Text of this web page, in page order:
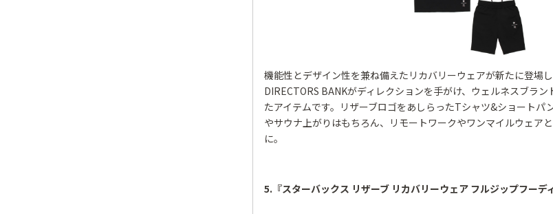
機能性とデザイン性を兼ね備えたリカバリーウェアが新たに登場
DIRECTORS BANKがディレクションを手がけ、ウェルネスブラ
たアイテムです。リザーブロゴをあしらったTシャツ&ショートパ
やサウナ上がりはもちろん、リモートワークやワンマイルウェア
に。
5.『スターバックス リザーブ リカバリーウェア フルジップフーデ